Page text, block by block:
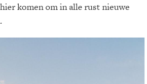
komen om in alle rust nieuwe